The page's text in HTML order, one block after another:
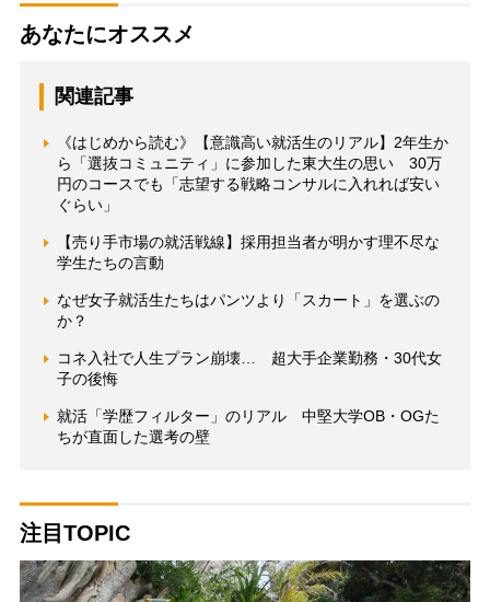
あなたにオススメ
関連記事
《はじめから読む》【意識高い就活生のリアル】2年生か
ら「選抜コミュニティ」に参加した東大生の思い 30万
円のコースでも「志望する戦略コンサルに入れれば安い
ぐらい」
【売り手市場の就活戦線】採用担当者が明かす理不尽な
学生たちの言動
なぜ女子就活生たちはパンツより「スカート」を選ぶの
か？
コネ入社で人生プラン崩壊… 超大手企業勤務・30代女
子の後悔
就活「学歴フィルター」のリアル 中堅大学OB・OGた
ちが直面した選考の壁
注目TOPIC